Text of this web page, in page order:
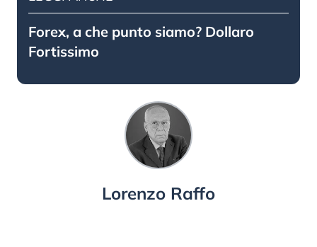
Forex, a che punto siamo? Dollaro
Fortissimo
Lorenzo Raffo